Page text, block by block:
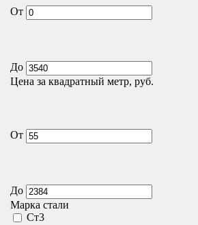
От
До
Цена за квадратный метр, руб.
От
До
Марка стали
Ст3